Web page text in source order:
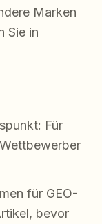
Marken
Sie in
Für
für GEO-
bevor